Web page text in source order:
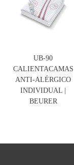
UB-90
CALIENTACAMAS
ANTI-ALÉRGICO
INDIVIDUAL |
BEURER